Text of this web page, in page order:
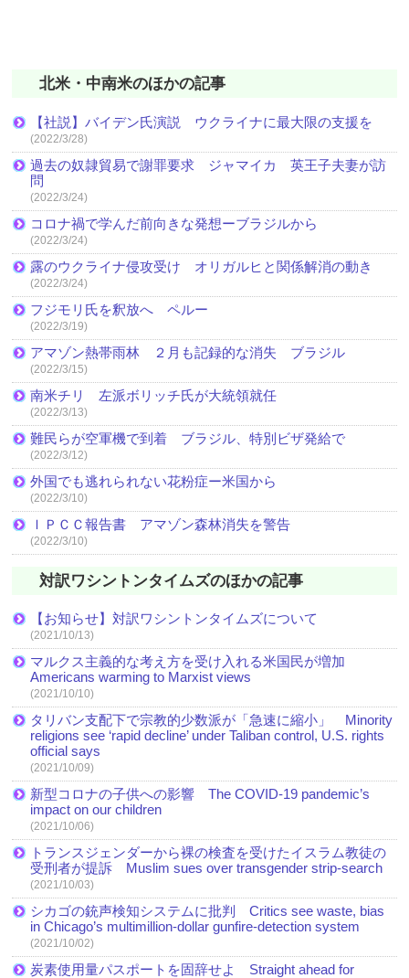
北米・中南米のほかの記事
【社説】バイデン氏演説 ウクライナに最大限の支援を
(2022/3/28)
過去の奴隷貿易で謝罪要求 ジャマイカ 英王子夫妻が訪
問
(2022/3/24)
コロナ禍で学んだ前向きな発想ーブラジルから
(2022/3/24)
露のウクライナ侵攻受け オリガルヒと関係解消の動き
(2022/3/24)
フジモリ氏を釈放へ ペルー
(2022/3/19)
アマゾン熱帯雨林 ２月も記録的な消失 ブラジル
(2022/3/15)
南米チリ 左派ボリッチ氏が大統領就任
(2022/3/13)
難民らが空軍機で到着 ブラジル、特別ビザ発給で
(2022/3/12)
外国でも逃れられない花粉症ー米国から
(2022/3/10)
ＩＰＣＣ報告書 アマゾン森林消失を警告
(2022/3/10)
対訳ワシントンタイムズのほかの記事
【お知らせ】対訳ワシントンタイムズについて
(2021/10/13)
マルクス主義的な考え方を受け入れる米国民が増加
Americans warming to Marxist views
(2021/10/10)
タリバン支配下で宗教的少数派が「急速に縮小」 Minority
religions see ‘rapid decline’ under Taliban control, U.S. rights
official says
(2021/10/09)
新型コロナの子供への影響 The COVID-19 pandemic’s
impact on our children
(2021/10/06)
トランスジェンダーから裸の検査を受けたイスラム教徒の
受刑者が提訴 Muslim sues over transgender strip-search
(2021/10/03)
シカゴの銃声検知システムに批判 Critics see waste, bias
in Chicago’s multimillion-dollar gunfire-detection system
(2021/10/02)
炭素使用量パスポートを固辞せよ Straight ahead for